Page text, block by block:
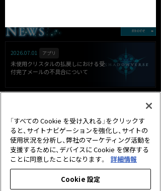
2026.07.01 アプリ
未使用クリスタルの払戻しにおける受
付完了メールの不具合について
スタルの払戻しについて
2026.05.25 キャンペーン
グランプリ「10th Anniversary Cup」開
催のお知らせ
「すべての Cookie を受け入れる」をクリックす
ると、サイトナビゲーションを強化し、サイトの
使用状況を分析し、弊社のマーケティング活動を
支援するために、デバイスに Cookie を保存する
ことに同意したことになります。
詳細情報
Cookie 設定